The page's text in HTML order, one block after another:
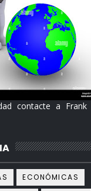
contacte a Frank
ECONÓMICAS